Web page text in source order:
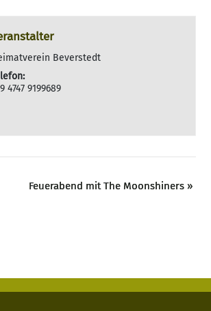
Beverstedt
4747 9199689
Feuerabend mit The Moonshiners »